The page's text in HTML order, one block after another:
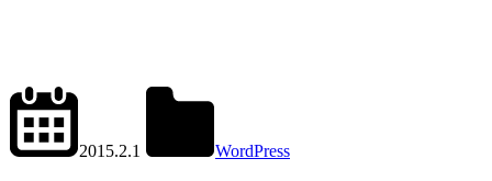
2015.2.1
WordPress